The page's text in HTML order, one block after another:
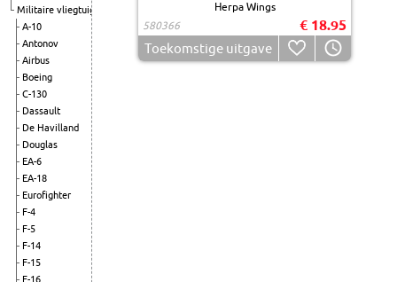
Militaire vliegtuigen
A-10
Antonov
Airbus
Boeing
C-130
Dassault
De Havilland
Douglas
EA-6
EA-18
Eurofighter
F-4
F-5
F-14
F-15
F-16
Herpa Wings
580366
€ 18.95
Toekomstige uitgave